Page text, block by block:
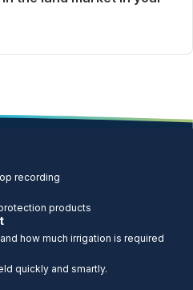
recording
products
how much irrigation is required
quickly and smartly.